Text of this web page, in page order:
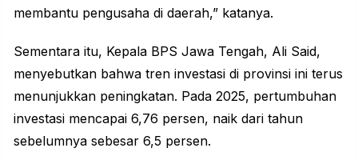
membantu pengusaha di daerah,” katanya.
Sementara itu, Kepala BPS Jawa Tengah, Ali Said,
menyebutkan bahwa tren investasi di provinsi ini terus
menunjukkan peningkatan. Pada 2025, pertumbuhan
investasi mencapai 6,76 persen, naik dari tahun
sebelumnya sebesar 6,5 persen.